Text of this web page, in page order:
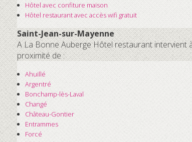
Hôtel avec confiture maison
Hôtel restaurant avec accès wifi gratuit
Saint-Jean-sur-Mayenne
A La Bonne Auberge Hôtel restaurant intervient
proximité de :
Ahuillé
Argentré
Bonchamp-lès-Laval
Changé
Château-Gontier
Entrammes
Forcé